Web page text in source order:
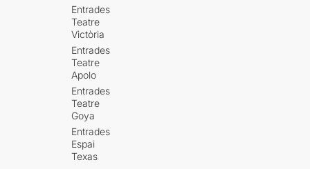
Entrades
Teatre
Victòria
Entrades
Teatre
Apolo
Entrades
Teatre
Goya
Entrades
Espai
Texas